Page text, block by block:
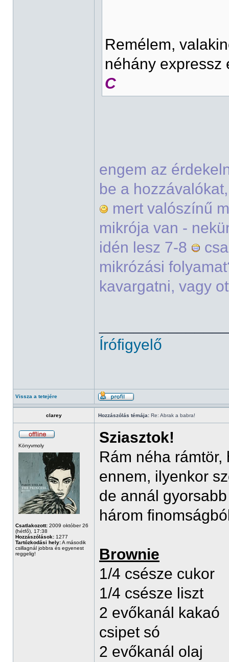
Remélem,
néhány expressz
C
engem az
be a
mert valószínű
mikrója van -
idén lesz 7-8
mikrózási
kavargatni, vagy
Írófigyelő
Vissza a tetejére
clarey Hozzászólás témája: Re: Abrak a babra!
Könyvmoly
Csatlakozott: 2009 október 26
(hétfő), 17:38
Hozzászólások: 1277
Tartózkodási hely:A második
csillagnál jobbra és egyenest
reggelig!
Sziasztok!
Rám néha
ennem, ilyenkor
de annál
három
Brownie
1/4 csésze cukor
1/4 csésze liszt
2 evőkanál kakaó
csipet só
2 evőkanál olaj